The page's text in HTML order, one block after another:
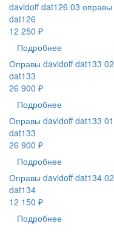
davidoff dat126 03 оправы
dat126
12 250 ₽
Подробнее
Оправы davidoff dat133 02
dat133
26 900 ₽
Подробнее
Оправы davidoff dat133 01
dat133
26 900 ₽
Подробнее
Оправы davidoff dat134 02
dat134
12 150 ₽
Подробнее